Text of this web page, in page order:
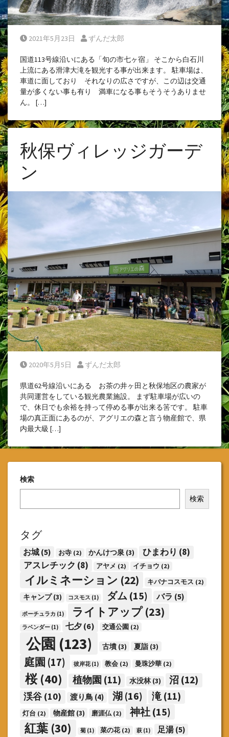
Posted on
2021年5月23日 Posted by
ずんだ太郎
国道113号線沿いにある「旬の市七ヶ宿」 そこから白石川
上流にある滑津大滝を観光する事が出来ます。 駐車場は、
車道に面しており それなりの広さですが、この辺は交通
量が多くない事も有り 満車になる事もそうそうありませ
ん。 […]
秋保ヴィレッジガーデ
ン
Posted on
2020年5月5日 Posted by
ずんだ太郎
県道62号線沿いにある お茶の井ヶ田と秋保地区の農家が
共同運営をしている観光農業施設。 まず駐車場が広いの
で、休日でも余裕を持って停める事が出来る筈です。 駐車
場の真正面にあるのが、アグリエの森と言う物産館で、県
内最大級 […]
検索
検索
タグ
お城 (5) お寺(2) かんけつ泉 (3) ひまわり (8)
アスレチック (8) アヤメ (2) イチョウ (2)
イルミネーション (22) キバナコスモス (2)
キャンプ(3) コスモス (1) ダム(15) バラ (5)
ポーチュラカ (1) ライトアップ(23)
ラベンダー (1) 七夕 (6) 交通公園 (2)
公園 (123) 古墳(3) 夏詣(3)
庭園 (17) 彼岸花(1) 教会 (2) 曼珠沙華 (2)
桜(40) 植物園 (11) 水没林(3) 沼 (12)
渓谷(10) 渡り鳥 (4) 湖(16) 滝(11)
灯台 (2) 物産館(3) 磨涯仏 (2) 神社 (15)
紅葉 (30) 菊(1) 菜の花(2) 萩 (1) 足湯(5)